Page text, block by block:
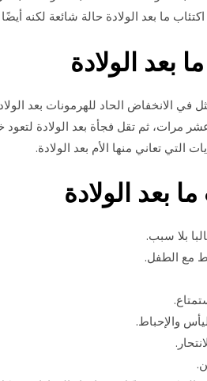
الولادة حالة شائعة لكنه أيضًا من الخطورة فيصيب
بعد الولادة
في الانخفاض الحاد للهرمونات بعد
مرات، ثم تقل فجأة بعد الولادة لتعود
التي تعاني منها الأم بعد الولادة.
بعد الولادة
بلا سبب.
مع الطفل.
والإحباط.